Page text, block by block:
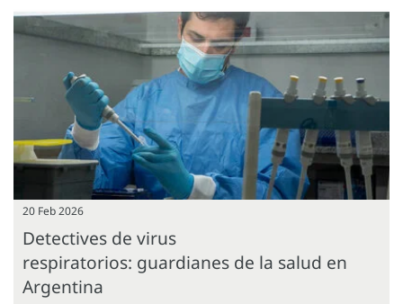
20 Feb 2026
Detectives de virus
respiratorios: guardianes de la salud en
Argentina